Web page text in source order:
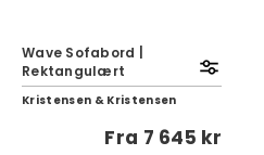
Wave Sofabord |
Rektangulært
Kristensen & Kristensen
Fra 7 645 kr